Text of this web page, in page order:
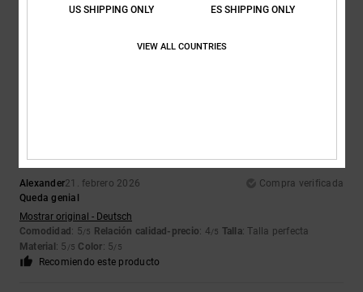
Mostrar original - Français
Alexander21. febrero 2026
Compra verificada
Queda genial
Mostrar original - Deutsch
Comodidad : 5/5 Relación calidad-precio: 4/5 Talla: Talla perfecta
Material : 5 /5 Color: 5/5
Recomiendo este producto
US SHIPPING ONLY ES SHIPPING ONLY
VIEW ALL COUNTRIES